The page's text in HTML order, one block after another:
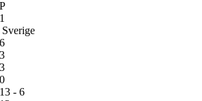
P
1
Sverige
6
3
3
0
13 - 6